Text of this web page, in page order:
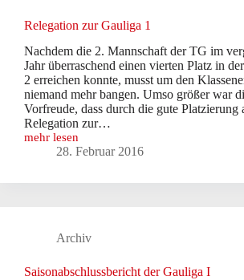
Relegation zur Gauliga 1
Nachdem die 2. Mannschaft der TG im
Jahr überraschend einen vierten Platz in
2 erreichen konnte, musst um den
niemand mehr bangen. Umso größer war
Vorfreude, dass durch die gute Platzierung
Relegation zur…
mehr lesen
Relegation
1
28. Februar 2016
Archiv
Saisonabschlussbericht der Gauliga I